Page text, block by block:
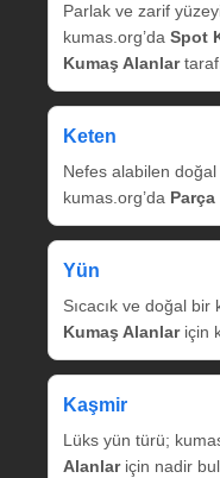
Parlak ve zarif
kumas.org’da Spot
Kumaş Alanlar
Keten
Nefes alabilen doğal
kumas.org’da
Yün
Sıcacık ve doğal bir
Kumaş Alanlariçin
Kaşmir
Lüks yün türü;
Alanlariçin nadir